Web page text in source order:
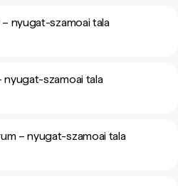
nyugat-szamoai tala
nyugat-szamoai tala
– nyugat-szamoai tala